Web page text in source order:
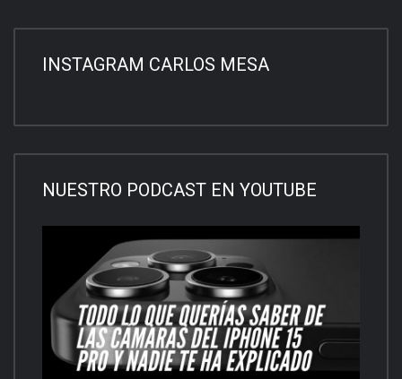
INSTAGRAM CARLOS MESA
NUESTRO PODCAST EN YOUTUBE